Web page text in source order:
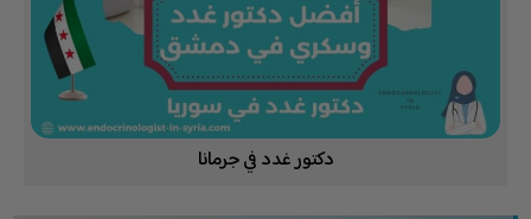
دكتور غدد في جرمانا